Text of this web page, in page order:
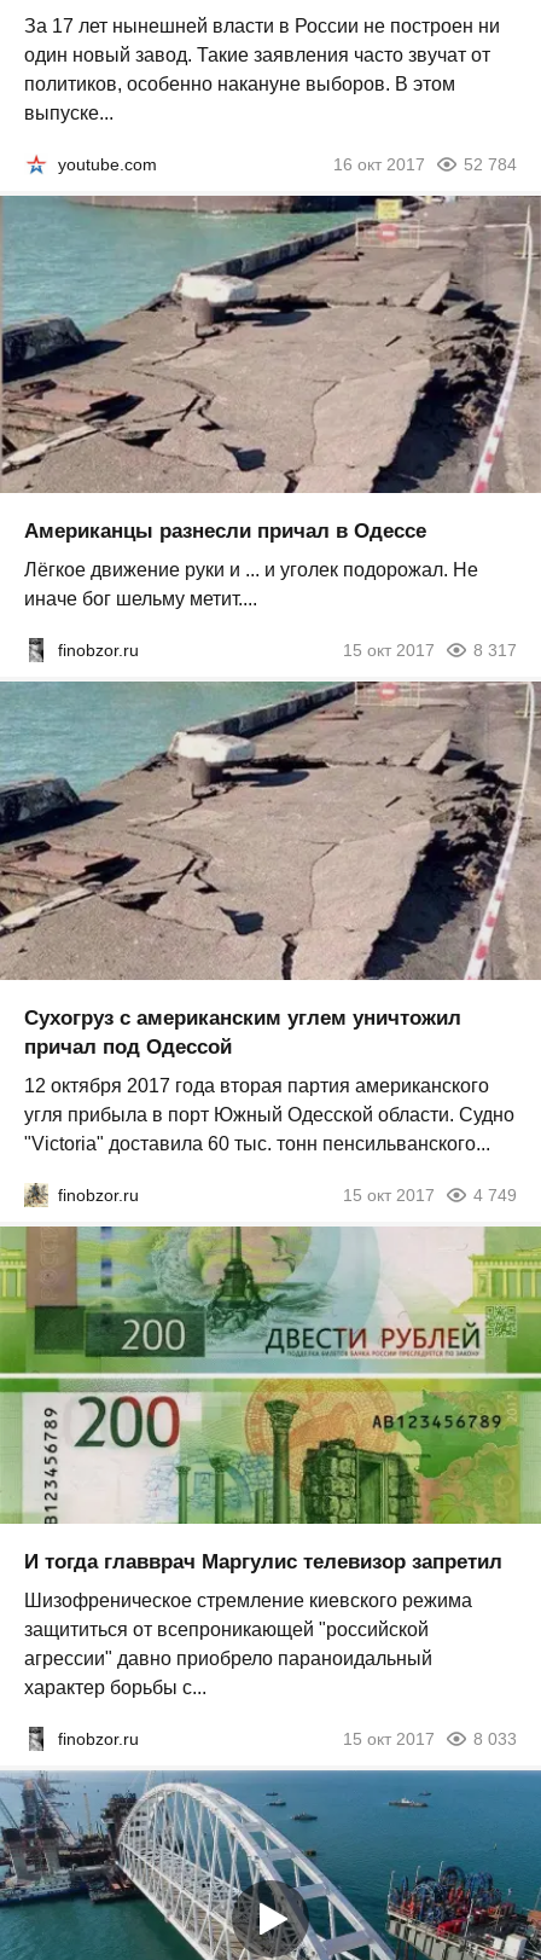
За 17 лет нынешней власти в России не построен ни
один новый завод. Такие заявления часто звучат от
политиков, особенно накануне выборов. В этом
выпуске...
youtube.com 16 окт 2017 52 784
Американцы разнесли причал в Одессе
Лёгкое движение руки и ... и уголек подорожал. Не
иначе бог шельму метит....
finobzor.ru 15 окт 2017 8 317
Сухогруз с американским углем уничтожил
причал под Одессой
12 октября 2017 года вторая партия американского
угля прибыла в порт Южный Одесской области. Судно
"Victoria" доставила 60 тыс. тонн пенсильванского...
finobzor.ru 15 окт 2017 4 749
И тогда главврач Маргулис телевизор запретил
Шизофреническое стремление киевского режима
защититься от всепроникающей "российской
агрессии" давно приобрело параноидальный
характер борьбы с...
finobzor.ru 15 окт 2017 8 033